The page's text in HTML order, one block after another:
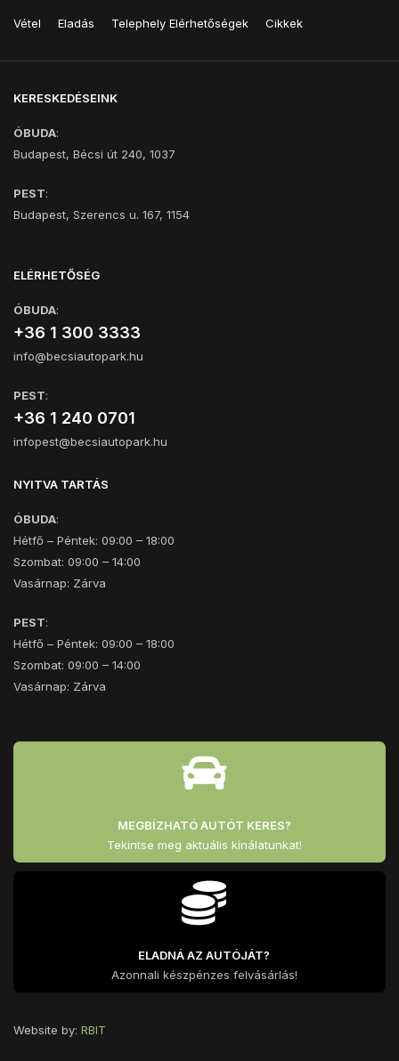
Vétel Eladás Telephely Elérhetőségek Cikkek
KERESKEDÉSEINK
ÓBUDA:
Budapest, Bécsi út 240, 1037
PEST:
Budapest, Szerencs u. 167, 1154
ELÉRHETŐSÉG
ÓBUDA:
+36 1 300 3333
info@becsiautopark.hu
PEST:
+36 1 240 0701
infopest@becsiautopark.hu
NYITVA TARTÁS
ÓBUDA:
Hétfő – Péntek: 09:00 – 18:00
Szombat: 09:00 – 14:00
Vasárnap: Zárva
PEST:
Hétfő – Péntek: 09:00 – 18:00
Szombat: 09:00 – 14:00
Vasárnap: Zárva
MEGBÍZHATÓ AUTÓT KERES?
Tekintse meg aktuális kínálatunkat!
ELADNÁ AZ AUTÓJÁT?
Azonnali készpénzes felvásárlás!
Website by: RBIT